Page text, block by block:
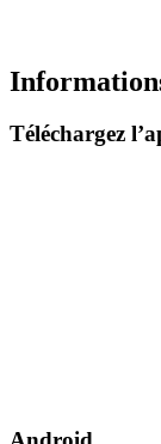
Téléchargez